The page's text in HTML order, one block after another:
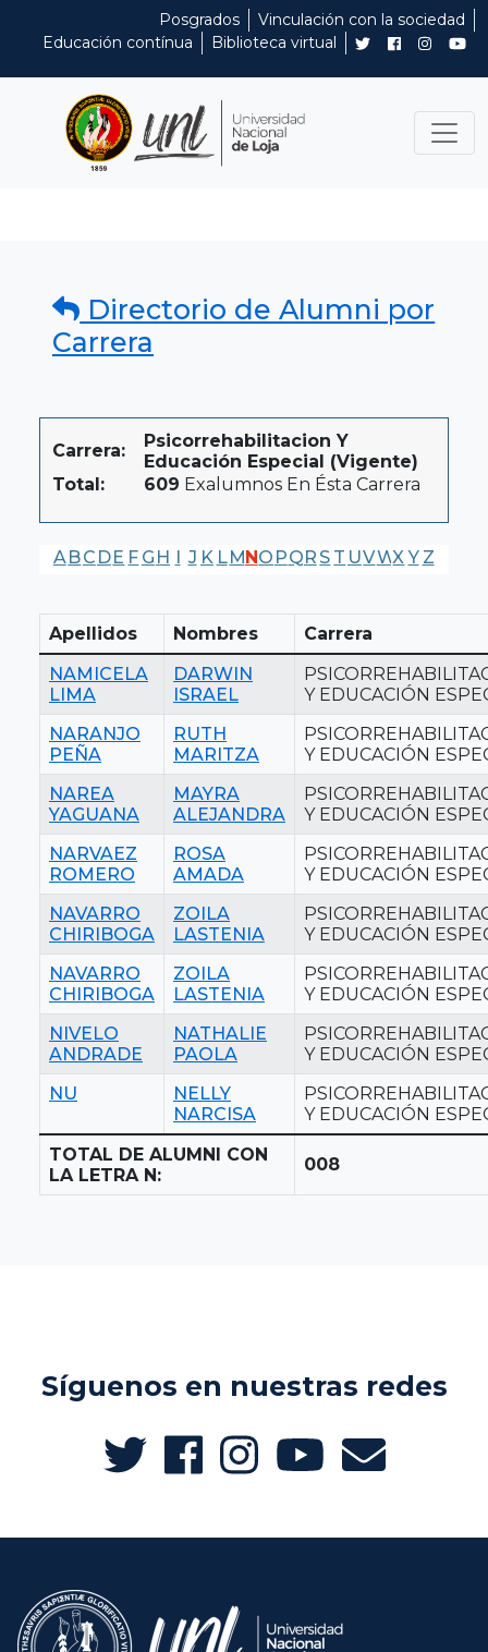
Posgrados
Vinculación con la sociedad
Educación contínua
Biblioteca virtual
Directorio de Alumni por
Carrera
Carrera:
Psicorrehabilitacion Y
Educación Especial (Vigente)
Total:
609 Exalumnos En Ésta Carrera
A BC DE F G H I J K LMNO PQR S T UVWX Y Z
Apellidos Nombres
Carrera
NAMICELA
LIMA
DARWIN
ISRAEL
Y EDUCACIÓN
NARANJO
PEÑA
RUTH
MARITZA
Y EDUCACIÓN
NAREA
YAGUANA
MAYRA
ALEJANDRA
Y EDUCACIÓN
NARVAEZ
ROMERO
ROSA
AMADA
Y EDUCACIÓN
NAVARRO
CHIRIBOGA
ZOILA
LASTENIA
Y EDUCACIÓN
NAVARRO
CHIRIBOGA
ZOILA
LASTENIA
Y EDUCACIÓN
NIVELO
ANDRADE
NATHALIE
PAOLA
Y EDUCACIÓN
NU
NELLY
NARCISA
Y EDUCACIÓN
TOTAL DE ALUMNI CON
LA LETRA N:
008
Síguenos en nuestras redes